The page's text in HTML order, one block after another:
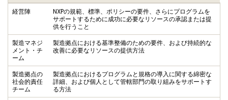
経営陣
NXPの規範、標準、ポリシーの要件、さらにプログラムを
サポートするために成功に必要なリソースの承認または提
供を行うこと
製造マネジ
メント・チ
ーム
製造拠点における基準整備のための要件、および持続的な
改善に必要なリソースの提供方法
製造拠点の
社会的責任
チーム
製造拠点におけるプログラムと規格の導入に関する綿密な
詳細、および個人として管轄部門の取り組みをサポートす
る方法